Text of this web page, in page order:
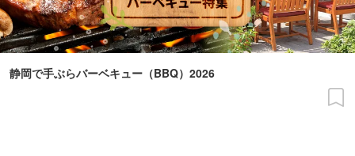
静岡で手ぶらバーベキュー（BBQ）2026